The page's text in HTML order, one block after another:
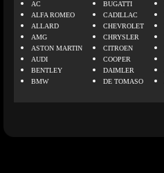
AC
ALFA ROMEO
ALLARD
AMG
ASTON MARTIN
AUDI
BENTLEY
BMW
BUGATTI
CADILLAC
CHEVROLET
CHRYSLER
CITROEN
COOPER
DAIMLER
DE TOMASO